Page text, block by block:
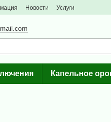
Новости Услуги
Капельное